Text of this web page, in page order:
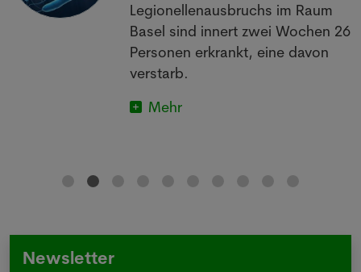
Legionellenausbruchs im Raum
Basel sind innert zwei Wochen 26
Personen erkrankt, eine davon
verstarb.
Mehr
Newsletter